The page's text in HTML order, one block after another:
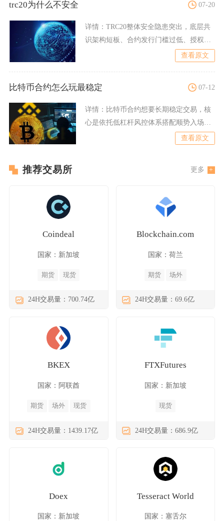
trc20为什么不安全 07-20
详情： TRC20整体安全隐患突出，底层共
识架构短板、合约发行门槛过低、授权机
查看原文
比特币合约怎么玩最稳定 07-12
详情： 比特币合约想要长期稳定交易，核
心是依托低杠杆风控体系搭配顺势入场规
查看原文
推荐交易所 更多
Coindeal
国家：新加坡
期货 现货
24H交易量：700.74亿
Blockchain.com
国家：荷兰
期货 场外
24H交易量：69.6亿
BKEX
国家：阿联酋
期货 场外 现货
24H交易量：1439.17亿
FTXFutures
国家：新加坡
现货
24H交易量：686.9亿
Doex
国家：新加坡
Tesseract World
国家：塞舌尔